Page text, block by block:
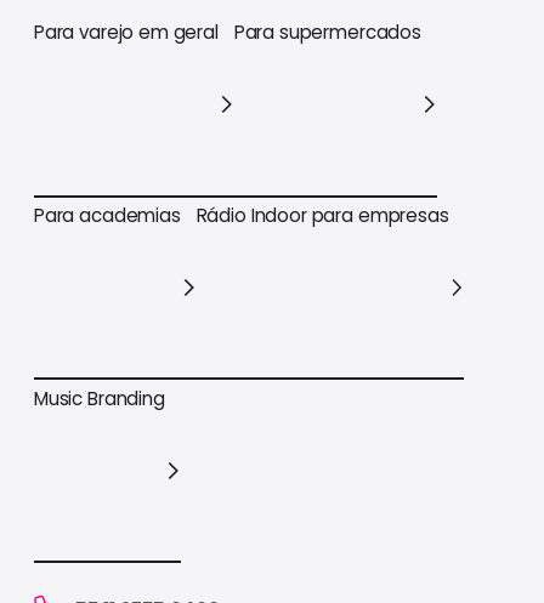
Para varejo em geral
Para varejo em geral
Para supermercados
Para supermercados
Para academias
Para academias
Rádio Indoor para empresas
Music Branding